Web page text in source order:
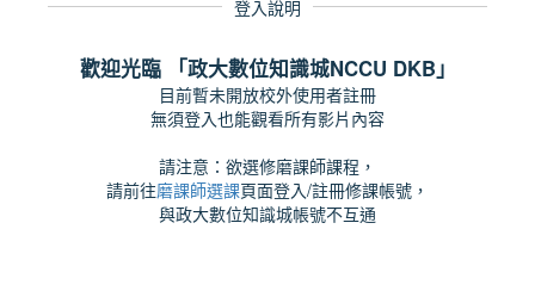
登入說明
歡迎光臨 「政大數位知識城NCCU DKB」
目前暫未開放校外使用者註冊
無須登入也能觀看所有影片內容
請注意：欲選修磨課師課程，
請前往磨課師選課頁面登入/註冊修課帳號，
與政大數位知識城帳號不互通